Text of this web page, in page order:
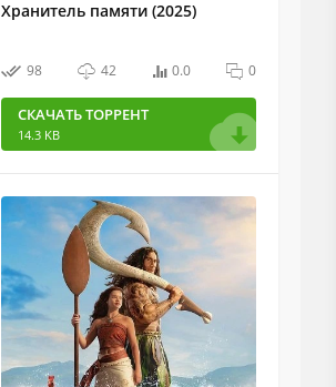
Хранитель памяти (2025)
98 42 0.0 0
СКАЧАТЬ ТОРРЕНТ
14.3 KB